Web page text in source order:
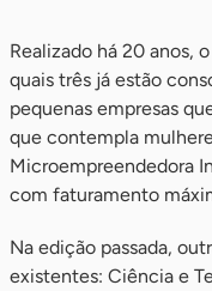
Realizado há 20 anos,
quais três já estão
pequenas empresas
que contempla
Microempreendedora
com faturamento
Na edição passada,
existentes: Ciência e